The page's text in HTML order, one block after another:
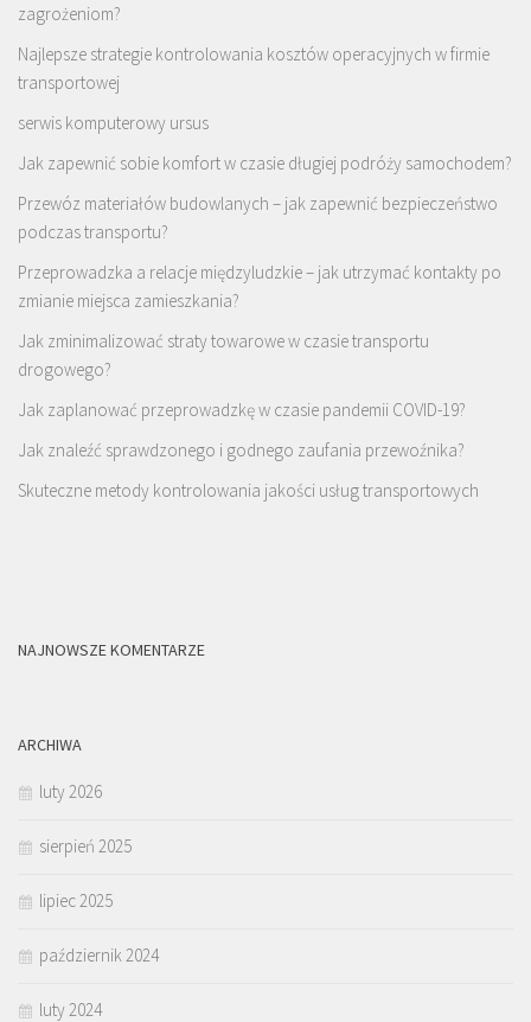
zagrożeniom?
Najlepsze strategie kontrolowania kosztów operacyjnych w firmie
transportowej
serwis komputerowy ursus
Jak zapewnić sobie komfort w czasie długiej podróży samochodem?
Przewóz materiałów budowlanych – jak zapewnić bezpieczeństwo
podczas transportu?
Przeprowadzka a relacje międzyludzkie – jak utrzymać kontakty po
zmianie miejsca zamieszkania?
Jak zminimalizować straty towarowe w czasie transportu
drogowego?
Jak zaplanować przeprowadzkę w czasie pandemii COVID-19?
Jak znaleźć sprawdzonego i godnego zaufania przewoźnika?
Skuteczne metody kontrolowania jakości usług transportowych
NAJNOWSZE KOMENTARZE
ARCHIWA
luty 2026
sierpień 2025
lipiec 2025
październik 2024
luty 2024